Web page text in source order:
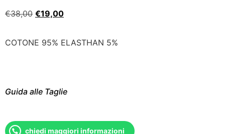
€38,00 €19,00
COTONE 95% ELASTHAN 5%
Guida alle Taglie
chiedi maggiori informazioni